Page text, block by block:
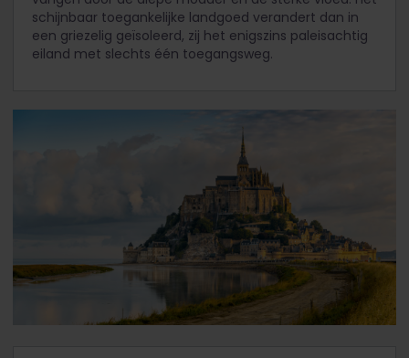
schijnbaar toegankelijke landgoed verandert dan in
een griezelig geïsoleerd, zij het enigszins paleisachtig
eiland met slechts één toegangsweg.